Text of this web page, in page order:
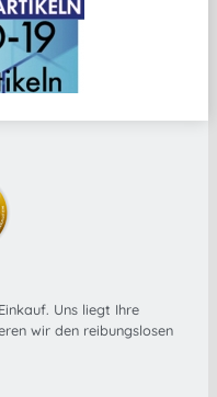
Uns liegt Ihre
wir den reibungslosen